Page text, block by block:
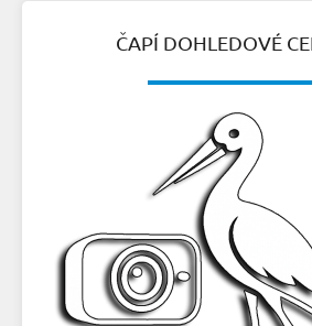
ČAPÍ DOHLEDOVÉ